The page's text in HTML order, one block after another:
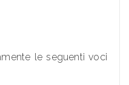
le seguenti voci